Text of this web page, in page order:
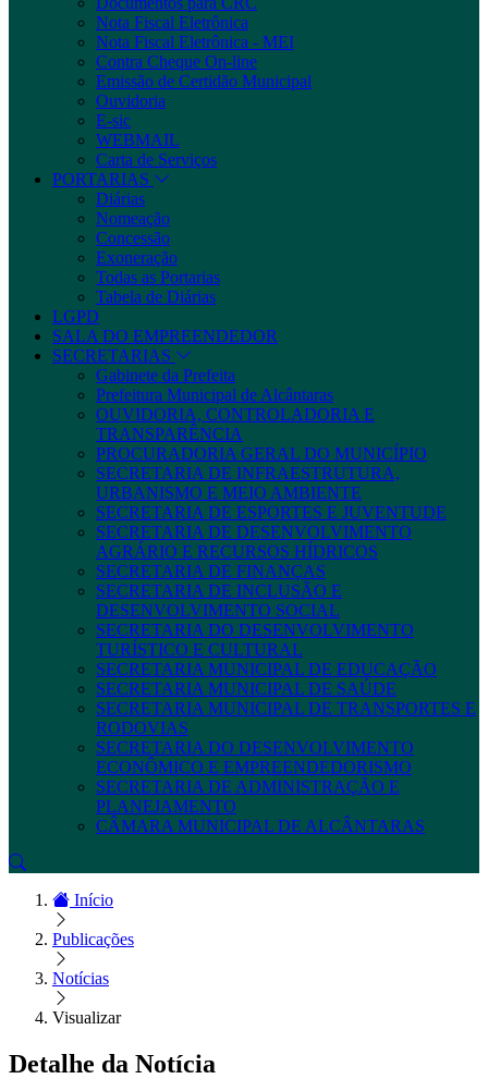
Nota Fiscal Eletrônica
Nota Fiscal Eletrônica - MEI
Contra Cheque On-line
Emissão de Certidão Municipal
Ouvidoria
E-sic
WEBMAIL
Carta de Serviços
PORTARIAS
Diárias
Nomeação
Concessão
Exoneração
Todas as Portarias
Tabela de Diárias
LGPD
SALA DO EMPREENDEDOR
SECRETARIAS
Gabinete da Prefeita
Prefeitura Municipal de Alcântaras
OUVIDORIA, CONTROLADORIA E
TRANSPARÊNCIA
PROCURADORIA GERAL DO MUNICÍPIO
SECRETARIA DE INFRAESTRUTURA,
URBANISMO E MEIO AMBIENTE
SECRETARIA DE ESPORTES E JUVENTUDE
SECRETARIA DE DESENVOLVIMENTO
AGRÁRIO E RECURSOS HÍDRICOS
SECRETARIA DE FINANÇAS
SECRETARIA DE INCLUSÃO E
DESENVOLVIMENTO SOCIAL
SECRETARIA DO DESENVOLVIMENTO
TURÍSTICO E CULTURAL
SECRETARIA MUNICIPAL DE EDUCAÇÃO
SECRETARIA MUNICIPAL DE SAÚDE
SECRETARIA MUNICIPAL DE TRANSPORTES E
RODOVIAS
SECRETARIA DO DESENVOLVIMENTO
ECONÔMICO E EMPREENDEDORISMO
SECRETARIA DE ADMINISTRAÇÃO E
PLANEJAMENTO
CÂMARA MUNICIPAL DE ALCÂNTARAS
Início
Publicações
Notícias
Visualizar
Detalhe da Notícia